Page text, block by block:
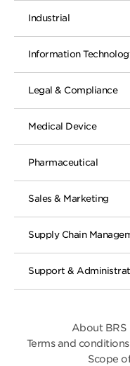
Industrial
Information
Legal & Compliance
Medical Device
Pharmaceutical
Sales & Marketing
Supply Chain
Support &
About BRS
Terms and conditions
Scope